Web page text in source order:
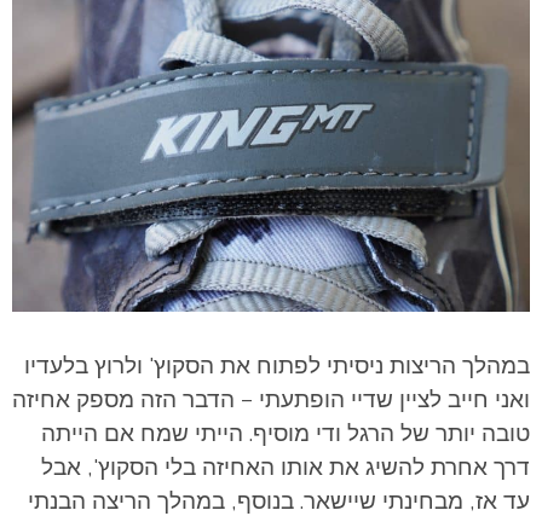
במהלך הריצות ניסיתי לפתוח את הסקוץ' ולרוץ בלעדיו
ואני חייב לציין שדיי הופתעתי – הדבר הזה מספק אחיזה
טובה יותר של הרגל ודי מוסיף. הייתי שמח אם הייתה
דרך אחרת להשיג את אותו האחיזה בלי הסקוץ', אבל
עד אז, מבחינתי שיישאר. בנוסף, במהלך הריצה הבנתי